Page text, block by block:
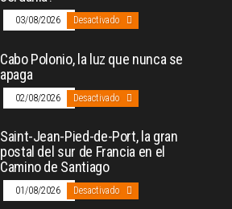
03/08/2026 Desactivado
Cabo Polonio, la luz que nunca se
apaga
02/08/2026 Desactivado
Saint-Jean-Pied-de-Port, la gran
postal del sur de Francia en el
Camino de Santiago
01/08/2026 Desactivado